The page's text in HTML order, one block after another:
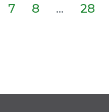
7 8 ... 28